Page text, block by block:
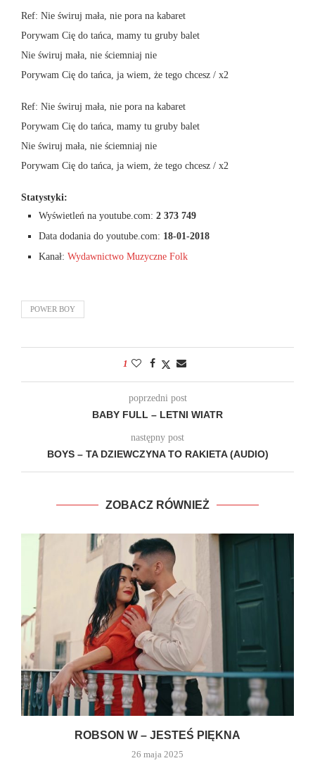
Ref: Nie świruj mała, nie pora na kabaret
Porywam Cię do tańca, mamy tu gruby balet
Nie świruj mała, nie ściemniaj nie
Porywam Cię do tańca, ja wiem, że tego chcesz / x2
Ref: Nie świruj mała, nie pora na kabaret
Porywam Cię do tańca, mamy tu gruby balet
Nie świruj mała, nie ściemniaj nie
Porywam Cię do tańca, ja wiem, że tego chcesz / x2
Statystyki:
Wyświetleń na youtube.com: 2 373 749
Data dodania do youtube.com: 18-01-2018
Kanał: Wydawnictwo Muzyczne Folk
POWER BOY
1
poprzedni post
BABY FULL – LETNI WIATR
następny post
BOYS – TA DZIEWCZYNA TO RAKIETA (AUDIO)
ZOBACZ RÓWNIEŻ
ROBSON W – JESTEŚ PIĘKNA
26 maja 2025